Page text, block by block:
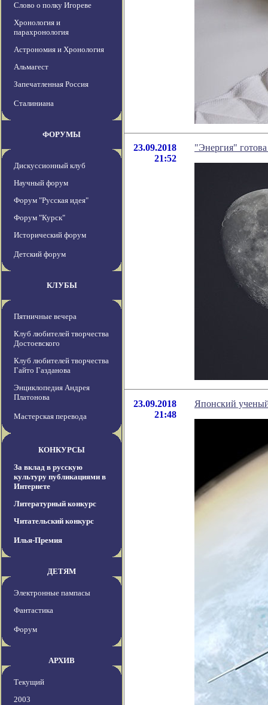
Слово о полку Игореве
Хронология и
парахронология
Астрономия и Хронология
Альмагест
Запечатленная Россия
Сталиниана
ФОРУМЫ
Дискуссионный клуб
Научный форум
Форум "Русская идея"
Форум "Курск"
Исторический форум
Детский форум
КЛУБЫ
Пятничные вечера
Клуб любителей творчества
Достоевского
Клуб любителей творчества
Гайто Газданова
Энциклопедия Андрея
Платонова
Мастерская перевода
КОНКУРСЫ
За вклад в русскую
культуру публикациями в
Интернете
Литературный конкурс
Читательский конкурс
Илья-Премия
ДЕТЯМ
Электронные пампасы
Фантастика
Форум
АРХИВ
Текущий
2003
23.09.2018
21:52
"Энергия"
23.09.2018
21:48
Японский